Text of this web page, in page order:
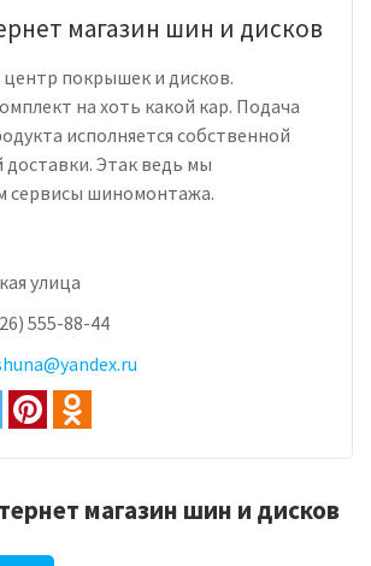
магазин шин и дисков
покрышек и дисков.
на хоть какой кар. Подача
исполняется собственной
доставки. Этак ведь мы
сервисы шиномонтажа.
улица
555-88-44
магазин шин и дисков